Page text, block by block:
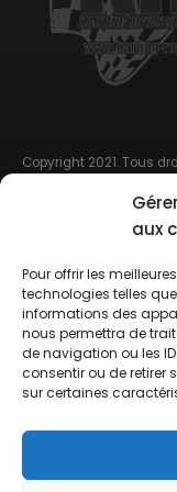
aux
Pour offrir les
technologies telles
informations des
nous permettra de
de navigation ou les
consentir ou de retirer
sur certaines
Copyright 2021. Tous
Mentions légales
Règlement intérieur
Service Course